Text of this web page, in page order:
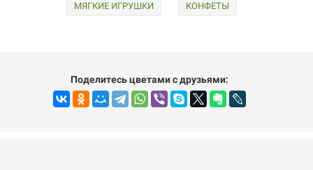
МЯГКИЕ ИГРУШКИ КОНФЕТЫ
Поделитесь цветами с друзьями: